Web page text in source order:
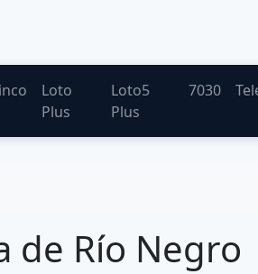
Loto
Plus
Loto5
Plus
7030
de Río Negro